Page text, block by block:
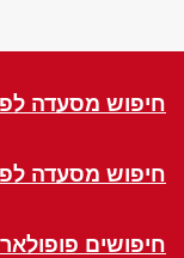
חיפוש מסעדה
חיפוש מסעדה
חיפושים